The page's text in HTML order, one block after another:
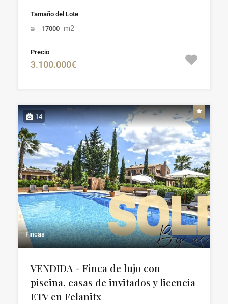
Tamaño del Lote
17000 m2
Precio
3.100.000€
14
Fincas
VENDIDA - Finca de lujo con
piscina, casas de invitados y licencia
ETV en Felanitx